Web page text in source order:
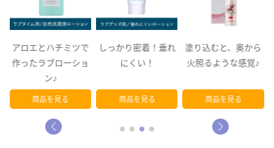
しっかり密着！垂れ
にくい！
商品を見る
塗り込むと、奥から
火照るような感覚♪
商品を見る
まだ知らない…秘密
の自分自身を発見！
商品を見る